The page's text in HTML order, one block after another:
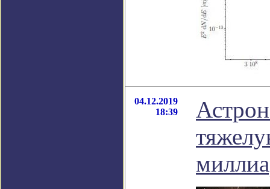
04.12.2019
18:39